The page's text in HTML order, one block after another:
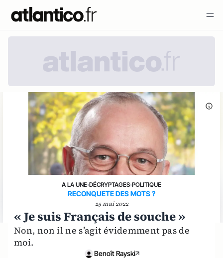
A LA UNE›DÉCRYPTAGES›POLITIQUE
RECONQUETE DES MOTS ?
25 mai 2022
« Je suis Français de souche »
Non, non il ne s’agit évidemment pas de
moi.
Benoît Rayski